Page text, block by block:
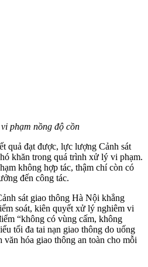
phạm nồng độ cồn
quả đạt được, lực lượng Cảnh sát
khăn trong quá trình xử lý vi phạm.
không hợp tác, thậm chí còn có
đến công tác.
sát giao thông Hà Nội khẳng
soát, kiên quyết xử lý nghiêm vi
“không có vùng cấm, không
tối đa tai nạn giao thông do uống
hóa giao thông an toàn cho mỗi